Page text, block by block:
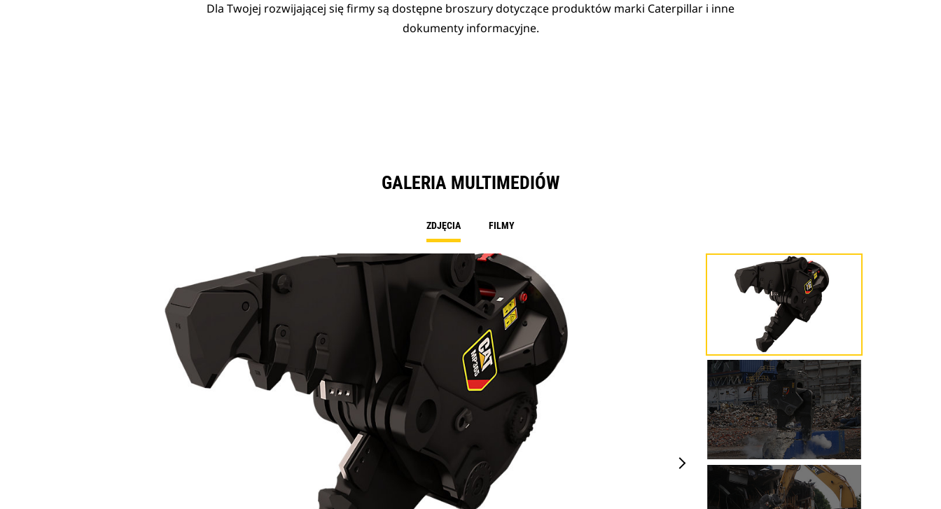
Dla Twojej rozwijającej się firmy są dostępne broszury dotyczące produktów marki Caterpillar i inne
dokumenty informacyjne.
GALERIA MULTIMEDIÓW
ZDJĘCIA FILMY